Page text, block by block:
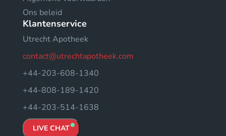
Ons beleid
Klantenservice
Utrecht Apotheek
contact@utrechtapotheek.com
+44-203-608-1340
+44-808-189-1420
+44-203-514-1638
LIVE CHAT